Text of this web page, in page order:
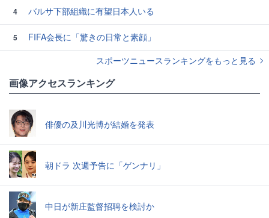
4 バルサ下部組織に有望日本人いる
5
FIFA会長に「驚きの日常と素顔」
スポーツニュースランキングをもっと見る
画像アクセスランキング
俳優の及川光博が結婚を発表
朝ドラ 次週予告に「ゲンナリ」
中日が新庄監督招聘を検討か